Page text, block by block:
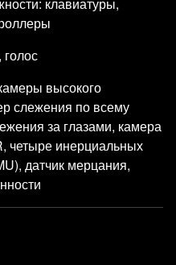
голос
высокого
слежения по всему
за глазами, камера
четыре инерциальных
датчик мерцания,